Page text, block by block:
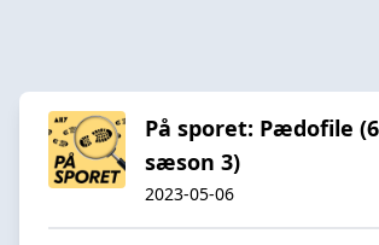
På sporet: Pædofile
sæson 3)
2023-05-06